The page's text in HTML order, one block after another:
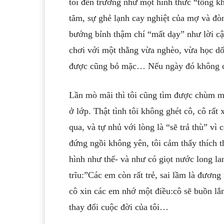
tôi đến trường như một hình thức “tống
tăm, sự ghẻ lạnh cay nghiệt của mợ và
bướng bỉnh thậm chí “mất dạy” như lời
chơi với một thằng vừa nghèo, vừa học
được cũng bỏ mặc… Nếu ngày đó không
Lần mò mãi thì tôi cũng tìm được chùm
ở lớp. Thật tình tôi không ghét cô, cô rất
qua, và tự nhủ với lòng là “sẽ trả thù” vì
đứng ngồi không yên, tôi cảm thấy thích
hình như thế- và như có giọt nước long
trĩu:”Các em còn rất trẻ, sai lầm là
cô xin các em nhớ một điều:cô sẽ buồn
thay đổi cuộc đời của tôi…